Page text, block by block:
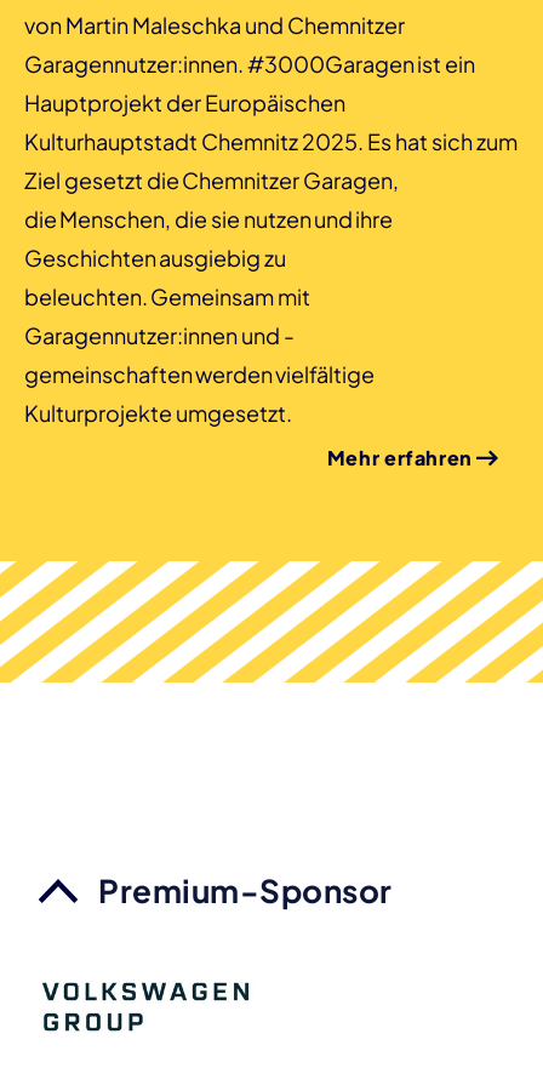
von Martin Maleschka und Chemnitzer
Garagennutzer:innen. #3000Garagen ist ein
Hauptprojekt der Europäischen
Kulturhauptstadt Chemnitz 2025. Es hat sich zum
Ziel gesetzt die Chemnitzer Garagen,
die Menschen, die sie nutzen und ihre
Geschichten ausgiebig zu
beleuchten. Gemeinsam mit
Garagennutzer:innen und -
gemeinschaften werden vielfältige
Kulturprojekte umgesetzt.
Mehr erfahren
Premium-Sponsor